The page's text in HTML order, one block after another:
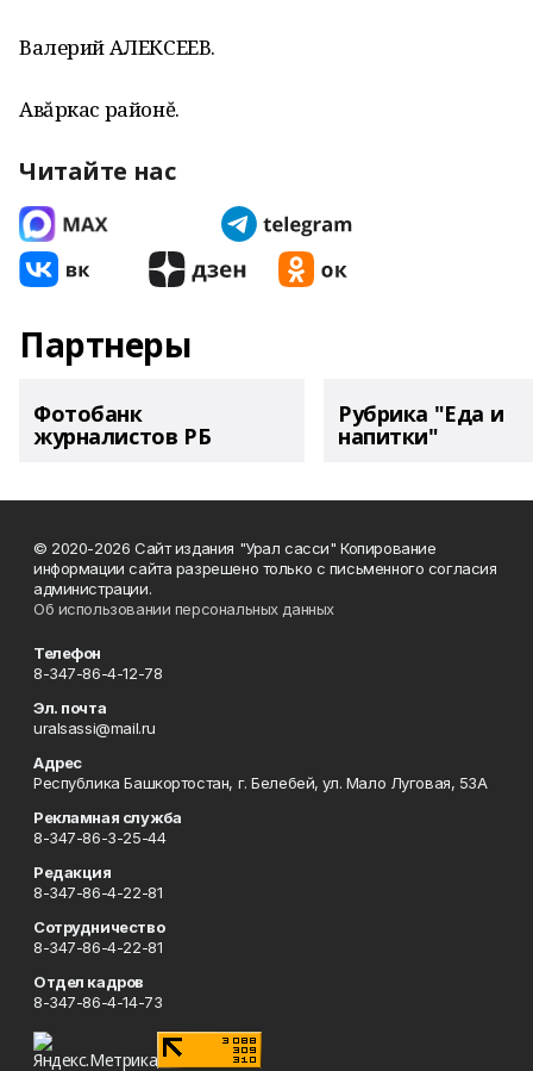
Валерий АЛЕКСЕЕВ.
Авăркас районĕ.
Читайте нас
Партнеры
Фотобанк
журналистов РБ
Рубрика "Еда и
напитки"
© 2020-2026 Сайт издания "Урал сасси" Копирование
информации сайта разрешено только с письменного согласия
администрации.
Об использовании персональных данных
Телефон
8-347-86-4-12-78
Эл. почта
uralsassi@mail.ru
Адрес
Республика Башкортостан, г. Белебей, ул. Мало Луговая, 53А
Рекламная служба
8-347-86-3-25-44
Редакция
8-347-86-4-22-81
Сотрудничество
8-347-86-4-22-81
Отдел кадров
8-347-86-4-14-73